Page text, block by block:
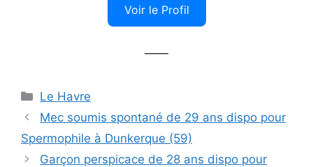
Voir le Profil
——
Catégories
Le Havre
Mec soumis spontané de 29 ans dispo pour
Spermophile à Dunkerque (59)
Garçon perspicace de 28 ans dispo pour